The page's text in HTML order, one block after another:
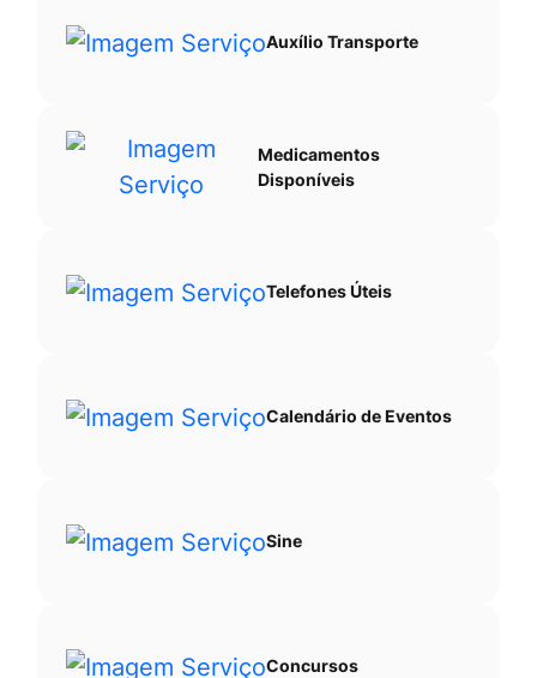
Auxílio Transporte
Medicamentos
Disponíveis
Telefones Úteis
Calendário de Eventos
Sine
Concursos